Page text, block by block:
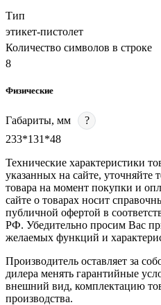
Тип
этикет-пистолет
Количество символов в строке
8
Физические
Габариты, мм
?
233*131*48
Технические характеристики
указанных на сайте, уточняйте
товара на момент покупки и
сайте о товарах носит
публичной офертой в
РФ. Убедительно просим Вас
желаемых функций и
Производитель оставляет за
дилера менять гарантийные
внешний вид, комплектацию
производства.